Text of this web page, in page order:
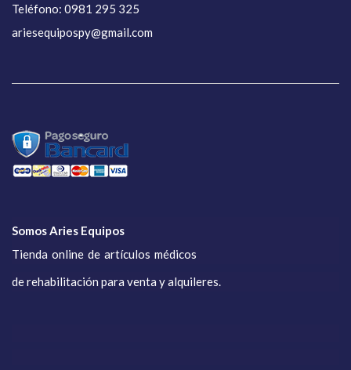
Teléfono: 0981 295 325
ariesequipospy@gmail.com
Somos Aries Equipos
Tienda online de artículos médicos
de rehabilitación para venta y alquileres.